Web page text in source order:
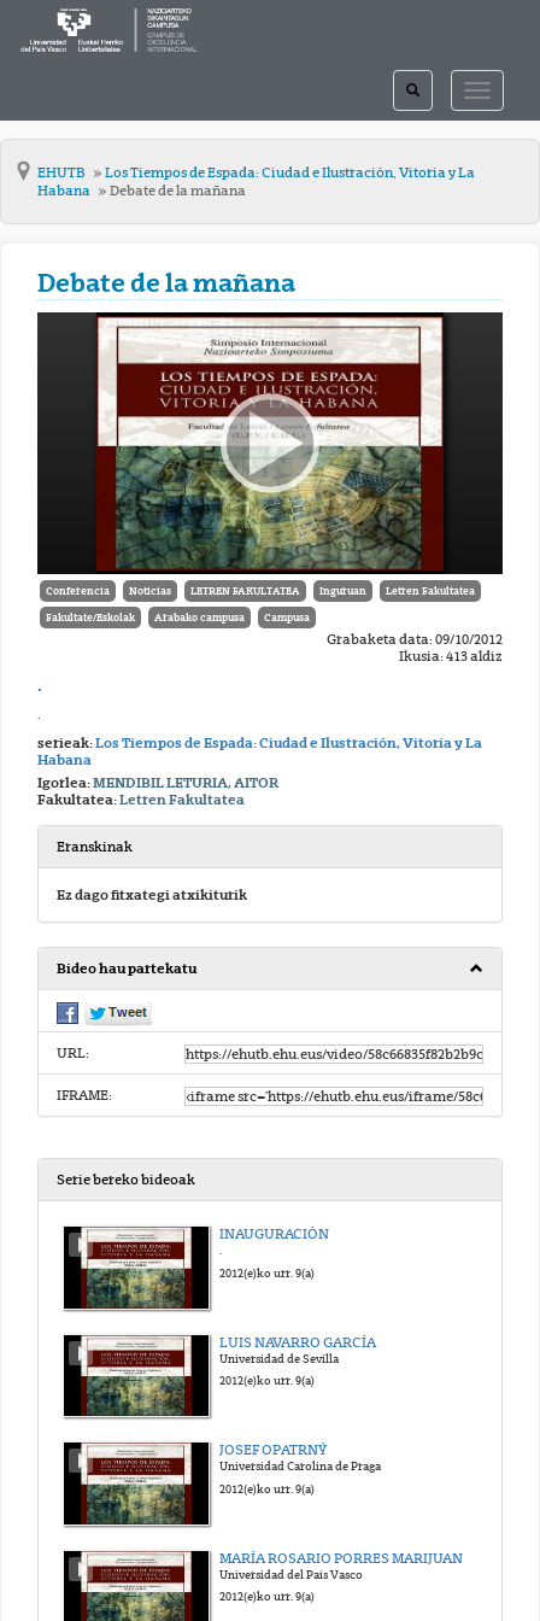
TOGGLE
TOGGLE
SEARCH
EHUTB
Los Tiempos de Espada: Ciudad e Ilustración, Vitoria y La
Habana
Debate de la mañana
Debate de la mañana
Conferencia Noticias LETREN FAKULTATEA Inguruan Letren Fakultatea
Fakultate/Eskolak Arabako campusa Campusa
Grabaketa data: 09/10/2012
Ikusia: 413 aldiz
.
.
serieak:Los Tiempos de Espada: Ciudad e Ilustración, Vitoria y La
Habana
Igorlea:MENDIBIL LETURIA, AITOR
Fakultatea:Letren Fakultatea
Eranskinak
Ez dago fitxategi atxikiturik
Bideo hau partekatu
URL:
IFRAME:
Serie bereko bideoak
INAUGURACIÓN
.
2012(e)ko urr. 9(a)
LUIS NAVARRO GARCÍA
Universidad de Sevilla
2012(e)ko urr. 9(a)
JOSEF OPATRNÝ
Universidad Carolina de Praga
2012(e)ko urr. 9(a)
MARÍA ROSARIO PORRES MARIJUAN
Universidad del País Vasco
2012(e)ko urr. 9(a)